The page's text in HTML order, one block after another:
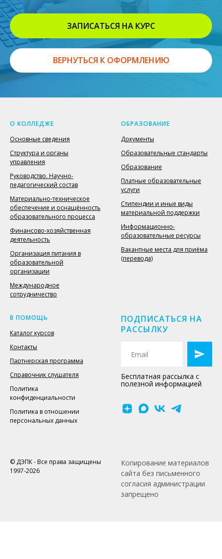
ЗАПИСАТЬСЯ НА КУРС
ВЕРНУТЬСЯ К ОФОРМЛЕНИЮ
О КОЛЛЕДЖЕ
Основные сведения
Структура и органы
управления
Руководство. Научно-
педагогический состав
Материально-техническое
обеспечение и оснащённость
образовательного процесса
Финансово-хозяйственная
деятельность
Организация питания в
образовательной
организации
Международное
сотрудничество
ОБРАЗОВАНИЕ
Документы
Образовательные стандарты
Образование
Платные образовательные
услуги
Стипендии и иные виды
материальной поддержки
Информационно-
образовательные ресурсы
Вакантные места для приёма
(перевода)
В ПОМОЩЬ
Каталог курсов
Контакты
Партнерская программа
Справочник слушателя
Политика
конфиденциальности
Политика в отношении
персональных данных
ПОДПИСАТЬСЯ НА
РАССЫЛКУ
Бесплатная рассылка с
полезной информацией
© ДЭПК - Все права защищены
1997-2026
Копирование материалов
сайта без письменного
согласия администрации
запрещено